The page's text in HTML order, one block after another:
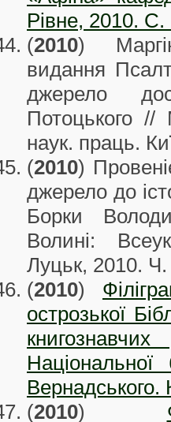
Рівне, 2010. С.
(2010)
видання
джерело
Потоцького //
наук. праць.
(2010)
джерело до
Борки
Волині:
Луцьк, 2010.
(2010)
острозької
(2010)